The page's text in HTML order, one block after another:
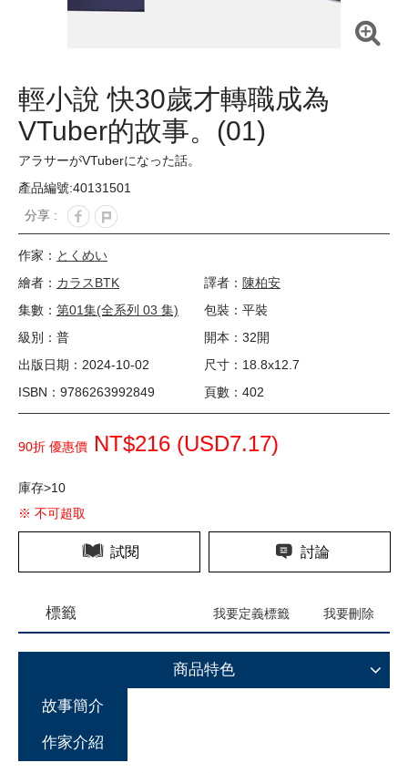
輕小說 快30歲才轉職成為
VTuber的故事。(01)
アラサーがVTuberになった話。
產品編號:40131501
分享 :
作家： とくめい
繪者： カラスBTK 譯者： 陳柏安
集數： 第01集(全系列 03 集)
包裝：平裝
級別：普
開本：32開
出版日期：2024-10-02
尺寸：18.8x12.7
ISBN：9786263992849
頁數：402
90折 優惠價 NT$216 (USD7.17)
庫存>10
※ 不可超取
試閱 討論
標籤 我要定義標籤 我要刪除
商品特色
故事簡介
作家介紹